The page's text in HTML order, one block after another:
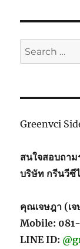
Search
for:
Greenvci
สนใจสอบถาม
บริษัท กรีนวีซี
คุณเจษฎา (เจ
Mobile:
LINE ID: